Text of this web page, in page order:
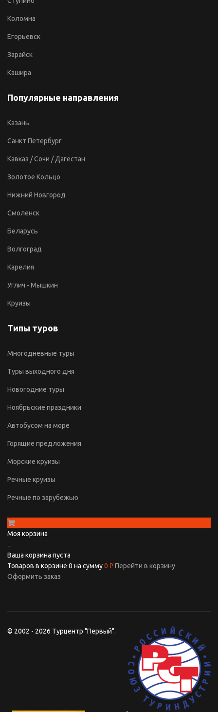
Коломна
Егорьевск
Зарайск
Кашира
Популярные направления
Казань
Санкт Петербург
Кавказ / Сочи / Дагестан
Золотое Кольцо
Нижний Новгород
Смоленск
Беларусь
Волгоград
Карелия
Углич - Мышкин
Круизы
Типы туров
Многодневные туры
Туры выходного дня
Новогодние туры
Ноябрьские праздники
Автобусом на море
Горящие предложения
Морские круизы
Речные круизы
Речные по зарубежью
Моя корзина
↓
Ваша корзина пуста
Товаров в корзине 0 на сумму0 ₽Перейти в корзину
Оформить заказ
© 2002 - 2026 Турцентр "Первый".